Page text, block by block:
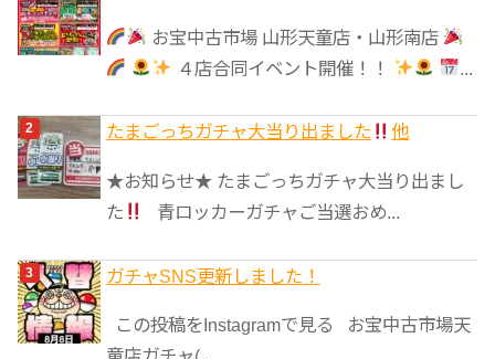
リ
ー
お宝中古市場 山形天童店・山形南店
４店合同イベント開催！！
たまごっちガチャ大当り出ました 他
★お知らせ★ たまごっちガチャ大当り出まし
た
青ロッカーガチャご当選おめ...
ガチャSNS更新しました！
この投稿をInstagramで見る お宝中古市場天